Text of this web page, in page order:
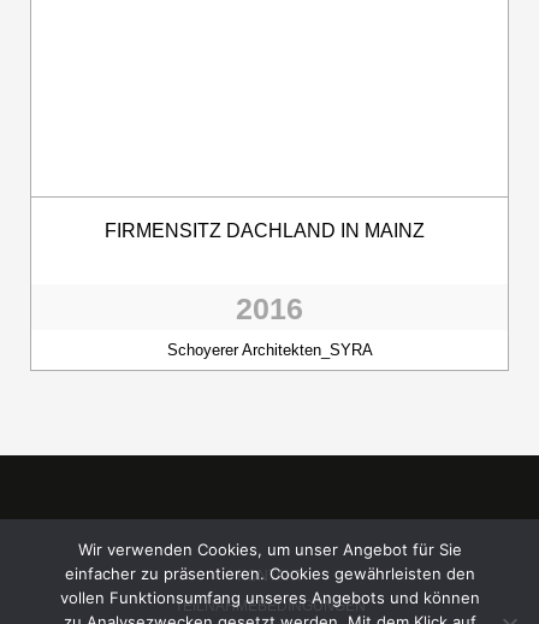
FIRMENSITZ DACHLAND IN MAINZ
2016
Schoyerer Architekten_SYRA
KONTAKT
TEILNAHMEBEDINGUNGEN
Wir verwenden Cookies, um unser Angebot für Sie
einfacher zu präsentieren. Cookies gewährleisten den
vollen Funktionsumfang unseres Angebots und können